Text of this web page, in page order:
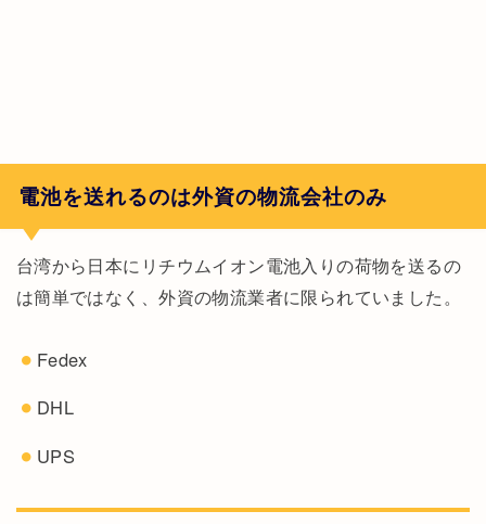
電池を送れるのは外資の物流会社のみ
台湾から日本にリチウムイオン電池入りの荷物を送るの
は簡単ではなく、外資の物流業者に限られていました。
Fedex
DHL
UPS